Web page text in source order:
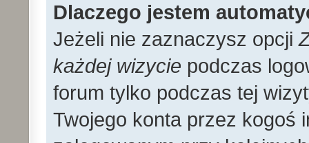
Dlaczego jestem
Jeżeli nie zaznaczysz opcji
każdej wizycie podczas
forum tylko podczas tej
Twojego konta przez kogoś